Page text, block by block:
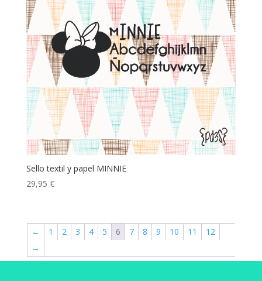
Sello textil y papel MINNIE
29,95 €
← 1 2 3 4 5 6 7 8 9 10 11
12
→